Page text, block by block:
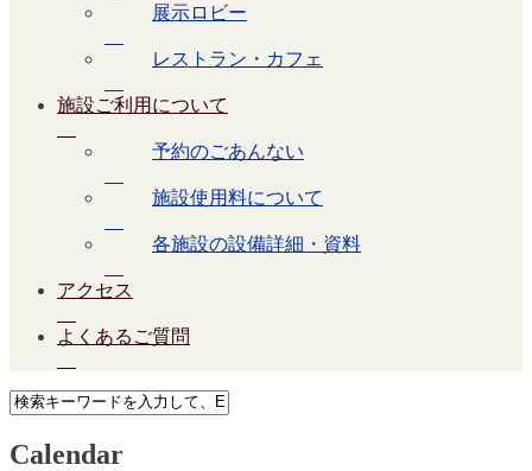
展示ロビー
レストラン・カフェ
施設ご利用について
予約のごあんない
施設使用料について
各施設の設備詳細・資料
アクセス
よくあるご質問
Calendar